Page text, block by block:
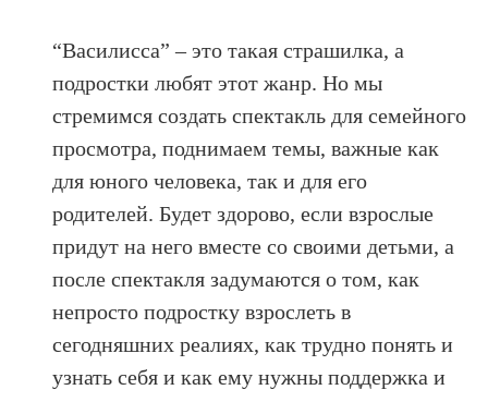
“Василисса” – это такая страшилка, а
подростки любят этот жанр. Но мы
стремимся создать спектакль для семейного
просмотра, поднимаем темы, важные как
для юного человека, так и для его
родителей. Будет здорово, если взрослые
придут на него вместе со своими детьми, а
после спектакля задумаются о том, как
непросто подростку взрослеть в
сегодняшних реалиях, как трудно понять и
узнать себя и как ему нужны поддержка и